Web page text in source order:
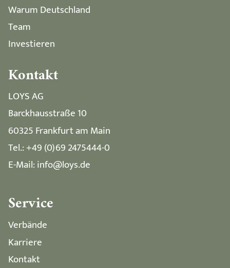
Warum Deutschland
Team
Investieren
Kontakt
LOYS AG
Barckhausstraße 10
60325 Frankfurt am Main
Tel.: +49 (0)69 2475444-0
E-Mail: info@loys.de
Service
Verbände
Karriere
Kontakt